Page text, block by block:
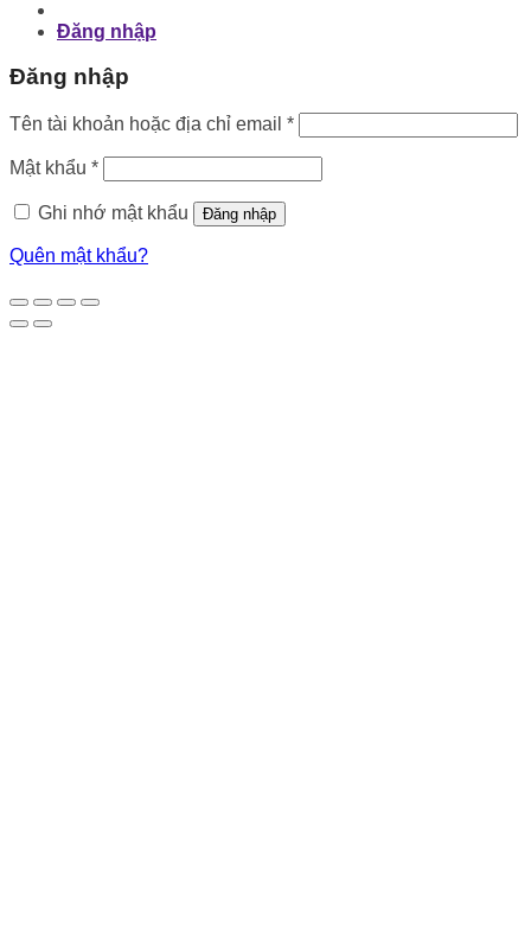
Đăng nhập
Đăng nhập
Tên tài khoản hoặc địa chỉ email *Bắt
buộc
Mật khẩu *Bắt
buộc
Ghi nhớ mật khẩu
Đăng nhập
Quên mật khẩu?